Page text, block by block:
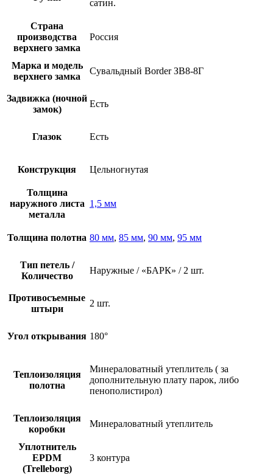
сатин.
Страна
производства
верхнего замка
Россия
Марка и модель
верхнего замка
Сувальдный Border ЗВ8-8Г
Задвижка (ночной
замок)
Есть
Глазок Есть
Конструкция Цельногнутая
Толщина
наружного листа
металла
1,5 мм
Толщина полотна 80 мм, 85 мм, 90 мм, 95 мм
Тип петель /
Количество
Наружные / «БАРК» / 2 шт.
Противосъемные
штыри
2 шт.
Угол открывания 180°
Теплоизоляция
полотна
Минераловатный утеплитель ( за
дополнительную плату парок, либо
пенополистирол)
Теплоизоляция
коробки
Минераловатный утеплитель
Уплотнитель
EPDM
(Trelleborg)
3 контура